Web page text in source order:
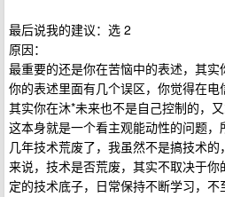
最后说我的建议：选 2
原因：
最重要的还是你在苦恼中的表述，其实
你的表述里面有几个误区，你觉得在电
其实你在沐*未来也不是自己控制的，
这本身就是一个看主观能动性的问题
几年技术荒废了，我虽然不是搞技术
来说，技术是否荒废，其实不取决于
定的技术底子，日常保持不断学习，不